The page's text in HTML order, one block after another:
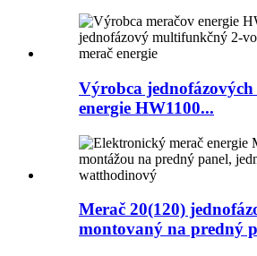
Výrobca jednofázových
energie HW1100...
Merač 20(120)
montovaný na predný